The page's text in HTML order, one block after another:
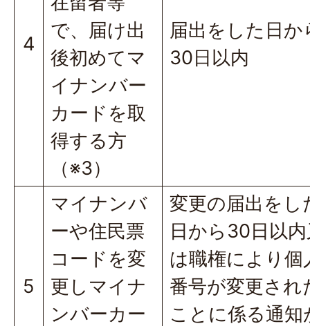
4
で、届け出
後初めてマ
イナンバー
カードを取
得する方
（※3）
届出をした日か
30日以内
5
マイナンバ
ーや住民票
コードを変
更しマイナ
ンバーカー
変更の届出をし
日から30日以
は職権により個
番号が変更され
ことに係る通知